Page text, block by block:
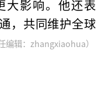
大影响。他还表
，共同维护全球
任编辑：zhangxiaohua）